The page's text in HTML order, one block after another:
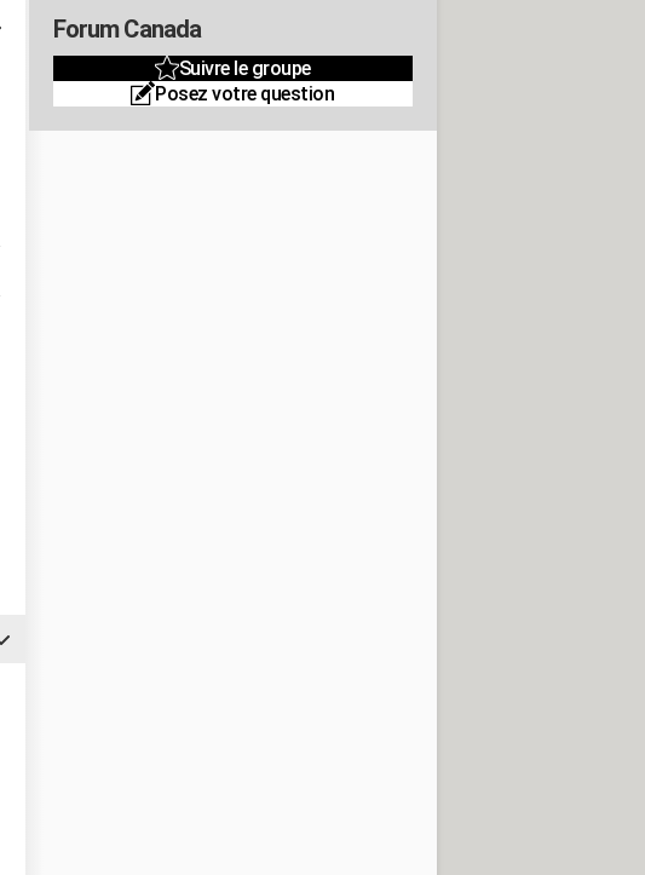
Forum Canada
Suivre le groupe
Posez votre question